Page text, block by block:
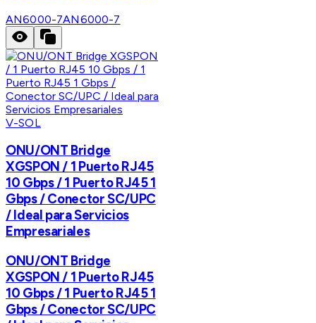
AN6000-7AN6000-7
V-SOL
ONU/ONT Bridge
XGSPON / 1 Puerto RJ45
10 Gbps / 1 Puerto RJ45 1
Gbps / Conector SC/UPC
/ Ideal para Servicios
Empresariales
ONU/ONT Bridge
XGSPON / 1 Puerto RJ45
10 Gbps / 1 Puerto RJ45 1
Gbps / Conector SC/UPC